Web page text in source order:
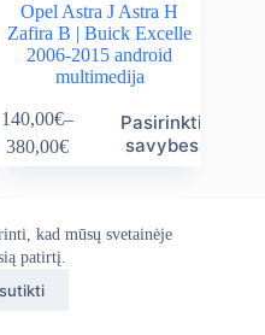
kad mūsų svetainėje
patirtį.
Opel Astra J Astra H
Zafira B | Buick Excelle
2006-2015 android
multimedija
140,00€–
380,00€
Price
380,00€
Pasirinkti
savybes
Kontaktai
Privatumo politika
saugomos. Kopijuoti,